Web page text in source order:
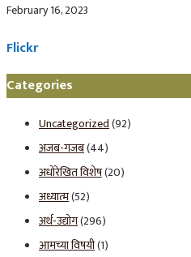
February 16, 2023
Flickr
Categories
Uncategorized(92)
अजब-गजब(44)
अधोरेखित विशेष(20)
अध्यात्म(52)
अर्थ-उद्योग(296)
आमच्या विषयी(1)